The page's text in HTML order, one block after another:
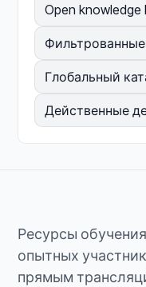
Open knowledge
Глобальный
Действенные
Ресурсы
опытных
прямым